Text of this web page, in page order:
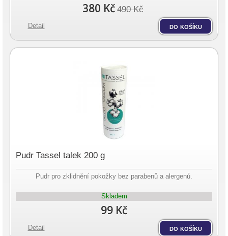
380 Kč 490 Kč
Detail do košíku
Pudr Tassel talek 200 g
Pudr pro zklidnění pokožky bez parabenů a alergenů.
Skladem
99 Kč
Detail do košíku